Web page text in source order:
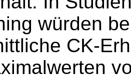
würden
CK-